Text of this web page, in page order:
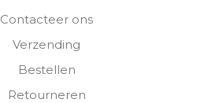
Contacteer ons
Verzending
Bestellen
Retourneren